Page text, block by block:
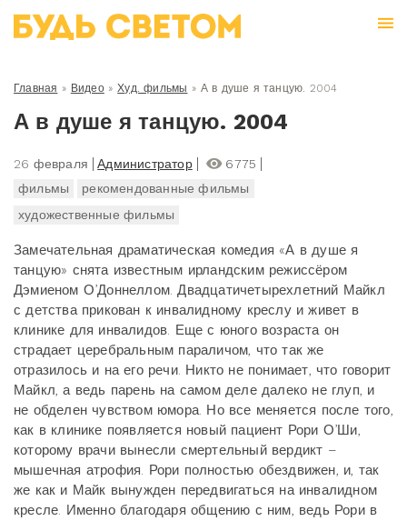
Главная » Видео» Худ. фильмы » А в душе я танцую. 2004
А в душе я танцую. 2004
26 февраля Администратор
6775
фильмы
рекомендованные фильмы
художественные фильмы
Замечательная драматическая комедия «А в душе я
танцую» снята известным ирландским режиссёром
Дэмиеном О’Доннеллом. Двадцатичетырехлетний Майкл
с детства прикован к инвалидному креслу и живет в
клинике для инвалидов. Еще с юного возраста он
страдает церебральным параличом, что так же
отразилось и на его речи. Никто не понимает, что говорит
Майкл, а ведь парень на самом деле далеко не глуп, и
не обделен чувством юмора. Но все меняется после того,
как в клинике появляется новый пациент Рори О’Ши,
которому врачи вынесли смертельный вердикт –
мышечная атрофия. Рори полностью обездвижен, и, так
же как и Майк вынужден передвигаться на инвалидном
кресле. Именно благодаря общению с ним, ведь Рори в